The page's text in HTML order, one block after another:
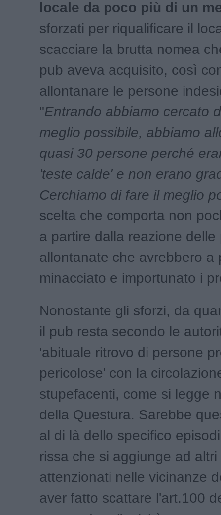
locale da poco più di un
sforzati per riqualificare il
scacciare la brutta nomea
pub aveva acquisito, così
allontanare le persone
"Entrando abbiamo cercato
meglio possibile, abbiamo
quasi 30 persone perché
'teste calde' e non erano
Cerchiamo di fare il meglio
scelta che comporta non
a partire dalla reazione delle
allontanate che avrebbero a
minacciato e importunato i
Nonostante gli sforzi, da
il pub resta secondo le
'abituale ritrovo di persone
pericolose' con la
stupefacenti, come si legge
della Questura. Sarebbe
al di là dello specifico
rissa che si aggiunge ad altri
attenzionati nelle vicinanze
aver fatto scattare l'art.100